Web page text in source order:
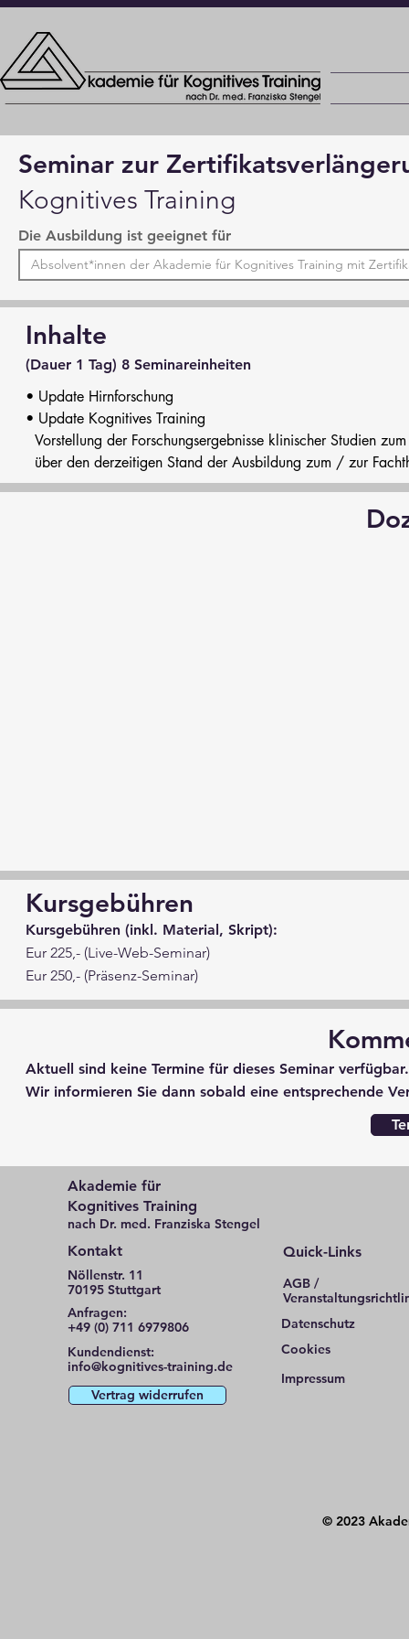
Seminar zur
Kognitives Training
Die Ausbildung ist geeignet für
Absolvent*innen der Akademie für Kognitives Training mit
Inhalte
(Dauer 1 Tag) 8 Seminareinheiten
• Update Hirnforschung
• Update Kognitives Training
Vorstellung der Forschungsergebnisse klinischer Studien
über den derzeitigen Stand der Ausbildung zum / zur
• Vorstellung und Überblick über neue Therapie- und
• Konzepte zur Therapieverlaufkontrolle und -dokumentation
Kursgebühren
Kursgebühren (inkl. Material, Skript):
Eur 225,- (Live-Web-Seminar)
Eur 250,- (Präsenz-Seminar)
Aktuell sind keine Termine für dieses Seminar
Wir informieren Sie dann sobald eine entsprechende
Akademie für
Kognitives Training
nach Dr. med. Franziska Stengel
Kontakt
Nöllenstr. 11
70195 Stuttgart
Anfragen:
+49 (0) 711 6979806
Kundendienst:
info@kognitives-training.de
Vertrag widerrufen
Quick-Links
AGB /
Datenschutz
Cookies
Impressum
© 2023